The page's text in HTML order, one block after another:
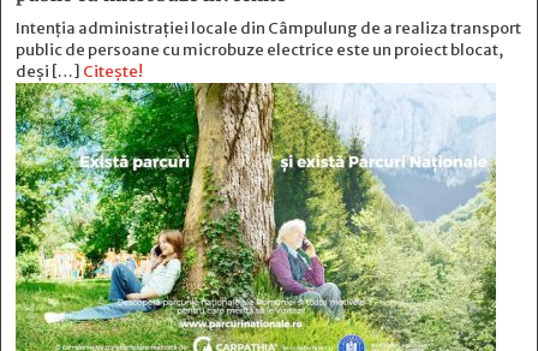
Intenția administrației locale din Câmpulung de a realiza transport
public de persoane cu microbuze electrice este un proiect blocat,
deși […] Citește!